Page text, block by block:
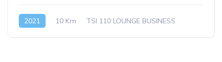
2021 10 Km TSI 110 LOUNGE BUSINESS